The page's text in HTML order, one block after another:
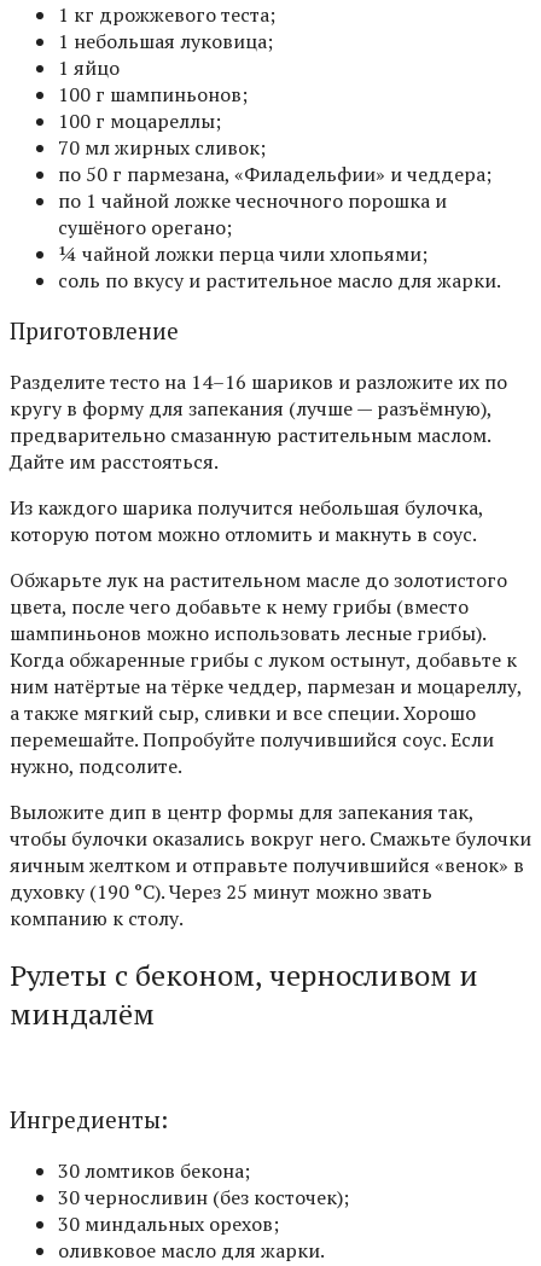
1 кг дрожжевого теста;
1 небольшая луковица;
1 яйцо
100 г шампиньонов;
100 г моцареллы;
70 мл жирных сливок;
по 50 г пармезана, «Филадельфии» и чеддера;
по 1 чайной ложке чесночного порошка и
сушёного орегано;
¼ чайной ложки перца чили хлопьями;
соль по вкусу и растительное масло для жарки.
Приготовление
Разделите тесто на 14–16 шариков и разложите их по
кругу в форму для запекания (лучше — разъёмную),
предварительно смазанную растительным маслом.
Дайте им расстояться.
Из каждого шарика получится небольшая булочка,
которую потом можно отломить и макнуть в соус.
Обжарьте лук на растительном масле до золотистого
цвета, после чего добавьте к нему грибы (вместо
шампиньонов можно использовать лесные грибы).
Когда обжаренные грибы с луком остынут, добавьте к
ним натёртые на тёрке чеддер, пармезан и моцареллу,
а также мягкий сыр, сливки и все специи. Хорошо
перемешайте. Попробуйте получившийся соус. Если
нужно, подсолите.
Выложите дип в центр формы для запекания так,
чтобы булочки оказались вокруг него. Смажьте булочки
яичным желтком и отправьте получившийся «венок» в
духовку (190 °С). Через 25 минут можно звать
компанию к столу.
Рулеты с беконом, черносливом и
миндалём
Ингредиенты:
30 ломтиков бекона;
30 черносливин (без косточек);
30 миндальных орехов;
оливковое масло для жарки.